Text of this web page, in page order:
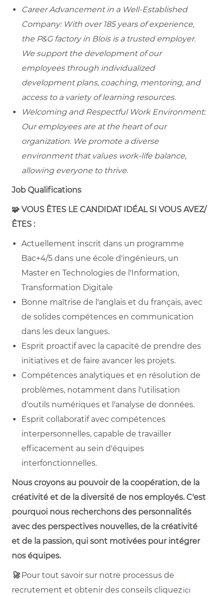
Career Advancement in a Well-Established
Company: With over 185 years of experience,
the P&G factory in Blois is a trusted employer.
We support the development of our
employees through individualized
development plans, coaching, mentoring, and
access to a variety of learning resources.
Welcoming and Respectful Work Environment:
Our employees are at the heart of our
organization. We promote a diverse
environment that values work-life balance,
allowing everyone to thrive.
Job Qualifications
🧩 VOUS ÊTES LE CANDIDAT IDÉAL SI VOUS AVEZ/
ÊTES :
Actuellement inscrit dans un programme
Bac+4/5 dans une école d'ingénieurs, un
Master en Technologies de l'Information,
Transformation Digitale
Bonne maîtrise de l'anglais et du français, avec
de solides compétences en communication
dans les deux langues.
Esprit proactif avec la capacité de prendre des
initiatives et de faire avancer les projets.
Compétences analytiques et en résolution de
problèmes, notamment dans l'utilisation
d'outils numériques et l'analyse de données.
Esprit collaboratif avec compétences
interpersonnelles, capable de travailler
efficacement au sein d'équipes
interfonctionnelles.
Nous croyons au pouvoir de la coopération, de la
créativité et de la diversité de nos employés. C'est
pourquoi nous recherchons des personnalités
avec des perspectives nouvelles, de la créativité
et de la passion, qui sont motivées pour intégrer
nos équipes.
🚀Pour tout savoir sur notre processus de
recrutement et obtenir des conseils cliquezici